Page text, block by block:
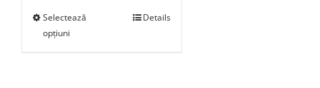
Selectează
opțiuni
Details